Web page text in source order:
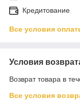
Кредитование
Все условия
Условия
Возврат товара в
Все условия